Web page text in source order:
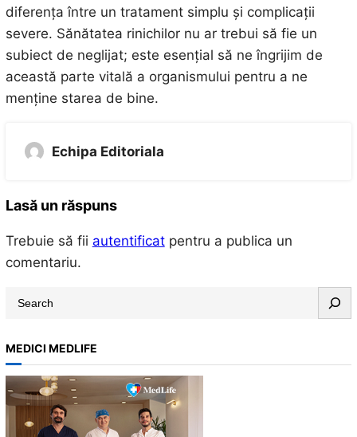
diferența între un tratament simplu și complicații
severe. Sănătatea rinichilor nu ar trebui să fie un
subiect de neglijat; este esențial să ne îngrijim de
această parte vitală a organismului pentru a ne
menține starea de bine.
Echipa Editoriala
Lasă un răspuns
Trebuie să fii autentificatpentru a publica un
comentariu.
a
r
c
h
MEDICI MEDLIFE